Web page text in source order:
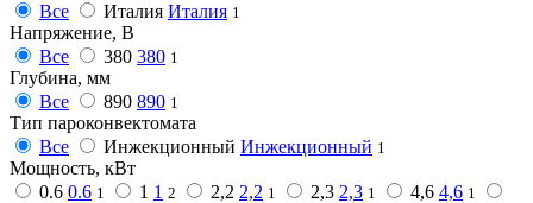
Все
Италия Италия 1
Напряжение, В
Все
380 380 1
Глубина, мм
Все
890 890 1
Тип пароконвектомата
Все
Инжекционный Инжекционный 1
Мощность, кВт
0.6 0.6 1 1 1 2 2,2 2,2 1 2,3 2,3 1 4,6 4,6 1